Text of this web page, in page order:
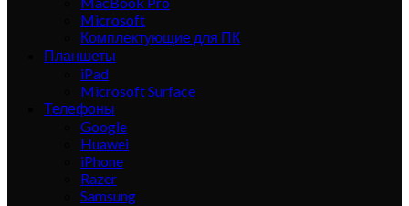
Microsoft
Комплектующие для ПК
Планшеты
iPad
Microsoft Surface
Телефоны
Google
Huawei
iPhone
Razer
Samsung